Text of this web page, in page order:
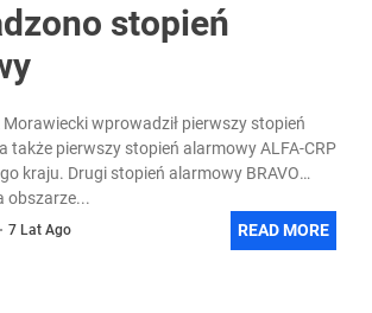
stopień
wprowadził pierwszy stopień
także pierwszy stopień alarmowy ALFA-CRP
kraju. Drugi stopień alarmowy BRAVO
obszarze...
7 Lat Ago READ MORE